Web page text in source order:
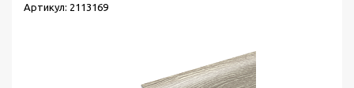
Артикул: 2113169